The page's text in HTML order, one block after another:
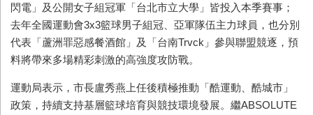
閃電」及公開女子組冠軍「台北市立大學」皆投入本季賽事；
去年全國運動會3x3籃球男子組冠、亞軍隊伍主力球員，也分別
代表「蘆洲罪惡感餐酒館」及「台南Trvck」參與聯盟競逐，預
料將帶來多場精彩刺激的高強度攻防戰。
運動局表示，市長盧秀燕上任後積極推動「酷運動、酷城市」
政策，持續支持基層籃球培育與競技環境發展。繼ABSOLUTE